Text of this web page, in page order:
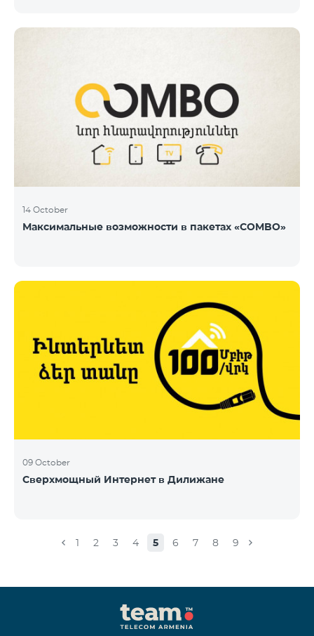
14 October
Максимальные возможности в пакетах «COMBO»
09 October
Сверхмощный Интернет в Дилижане
1 2 3 4 5 6 7 8 9